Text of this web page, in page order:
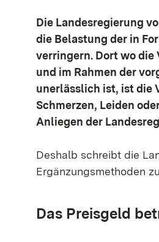
Die Landesregierung
die Belastung der in
verringern. Dort wo die
und im Rahmen der
unerlässlich ist, ist die
Schmerzen, Leiden
Anliegen der
Deshalb schreibt die
Ergänzungsmethoden
Das Preisgeld